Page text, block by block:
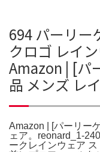
694 パーリー
クロゴ レイ
Amazon | [パ
品 メンズ レ
Amazon | [パーリー
ェア。reonard_1-
ークレインウェア